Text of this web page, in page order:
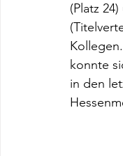
(Platz
konnte
in den